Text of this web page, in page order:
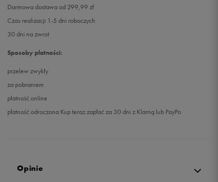
Darmowa dostawa od 299,99 zł
Czas realizacji 1-5 dni roboczych
30 dni na zwrot
Sposoby płatności:
przelew zwykły
za pobraniem
płatność online
płatność odroczona Kup teraz zapłać za 30 dni z Klarną lub PayPo
Opinie